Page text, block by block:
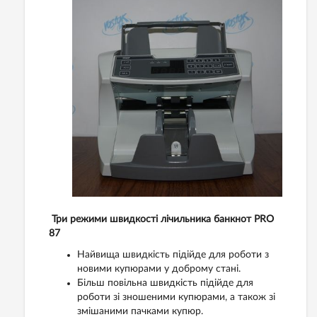
Три режими швидкості лічильника банкнот PRO
87
Найвища швидкість підійде для роботи з
новими купюрами у доброму стані.
Більш повільна швидкість підійде для
роботи зі зношеними купюрами, а також зі
змішаними пачками купюр.